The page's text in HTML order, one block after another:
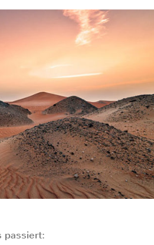
passiert: